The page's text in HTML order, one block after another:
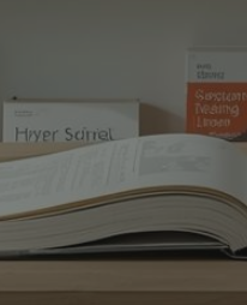
Home – Deutsch